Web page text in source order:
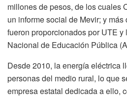
millones de pesos, de los cuales
un informe social de Mevir; y
fueron proporcionados por UTE y
Nacional de Educación Pública
Desde 2010, la energía eléctrica
personas del medio rural, lo que
empresa estatal dedicada a ello,